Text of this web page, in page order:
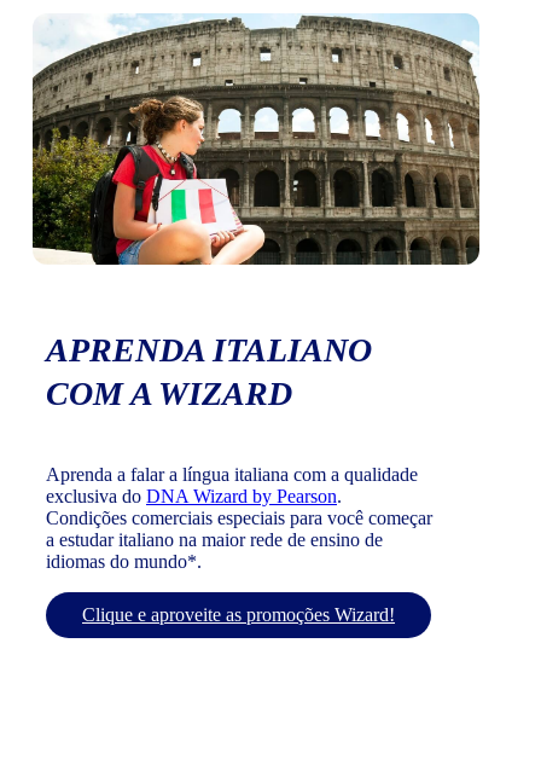
APRENDA ITALIANO
COM A WIZARD
Aprenda a falar a língua italiana com a qualidade
exclusiva do DNA Wizard by Pearson.
Condições comerciais especiais para você começar
a estudar italiano na maior rede de ensino de
idiomas do mundo*.
Clique e aproveite as promoções Wizard!